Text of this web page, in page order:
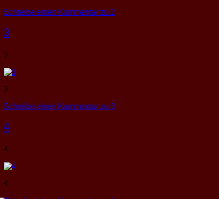
Schreibe einen Kommentar zu 2
3
3
3
Schreibe einen Kommentar zu 3
4
4
4